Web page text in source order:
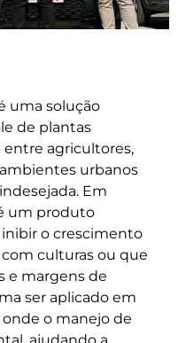
uma solução
de plantas
agricultores,
urbanos
Em
um produto
o crescimento
culturas ou que
e margens de
ser aplicado em
o manejo de